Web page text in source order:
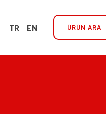
TR EN ÜRÜN ARA